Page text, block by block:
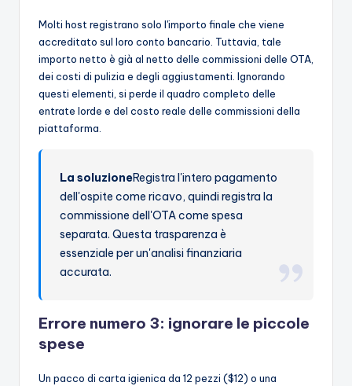
Molti host registrano solo l'importo finale che viene
accreditato sul loro conto bancario. Tuttavia, tale
importo netto è già al netto delle commissioni delle OTA,
dei costi di pulizia e degli aggiustamenti. Ignorando
questi elementi, si perde il quadro completo delle
entrate lorde e del costo reale delle commissioni della
piattaforma.
La soluzioneRegistra l'intero pagamento
dell'ospite come ricavo, quindi registra la
commissione dell'OTA come spesa
separata. Questa trasparenza è
essenziale per un'analisi finanziaria
accurata.
Errore numero 3: ignorare le piccole
spese
Un pacco di carta igienica da 12 pezzi ($12) o una